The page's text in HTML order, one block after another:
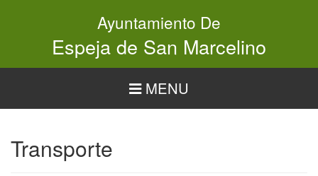
Ayuntamiento De
Espeja de San Marcelino
MENU
Transporte